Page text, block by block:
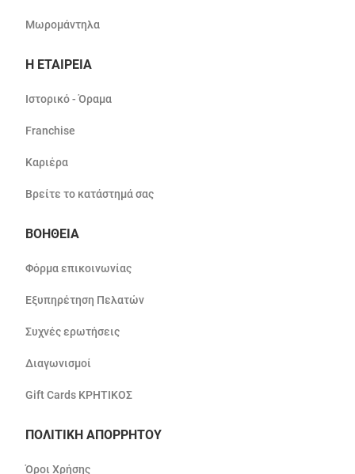
Μωρομάντηλα
Η ΕΤΑΙΡΕΙΑ
Ιστορικό - Όραμα
Franchise
Καριέρα
Βρείτε το κατάστημά σας
ΒΟΗΘΕΙΑ
Φόρμα επικοινωνίας
Εξυπηρέτηση Πελατών
Συχνές ερωτήσεις
Διαγωνισμοί
Gift Cards ΚΡΗΤΙΚΟΣ
ΠΟΛΙΤΙΚΗ ΑΠΟΡΡΗΤΟΥ
Όροι Χρήσης